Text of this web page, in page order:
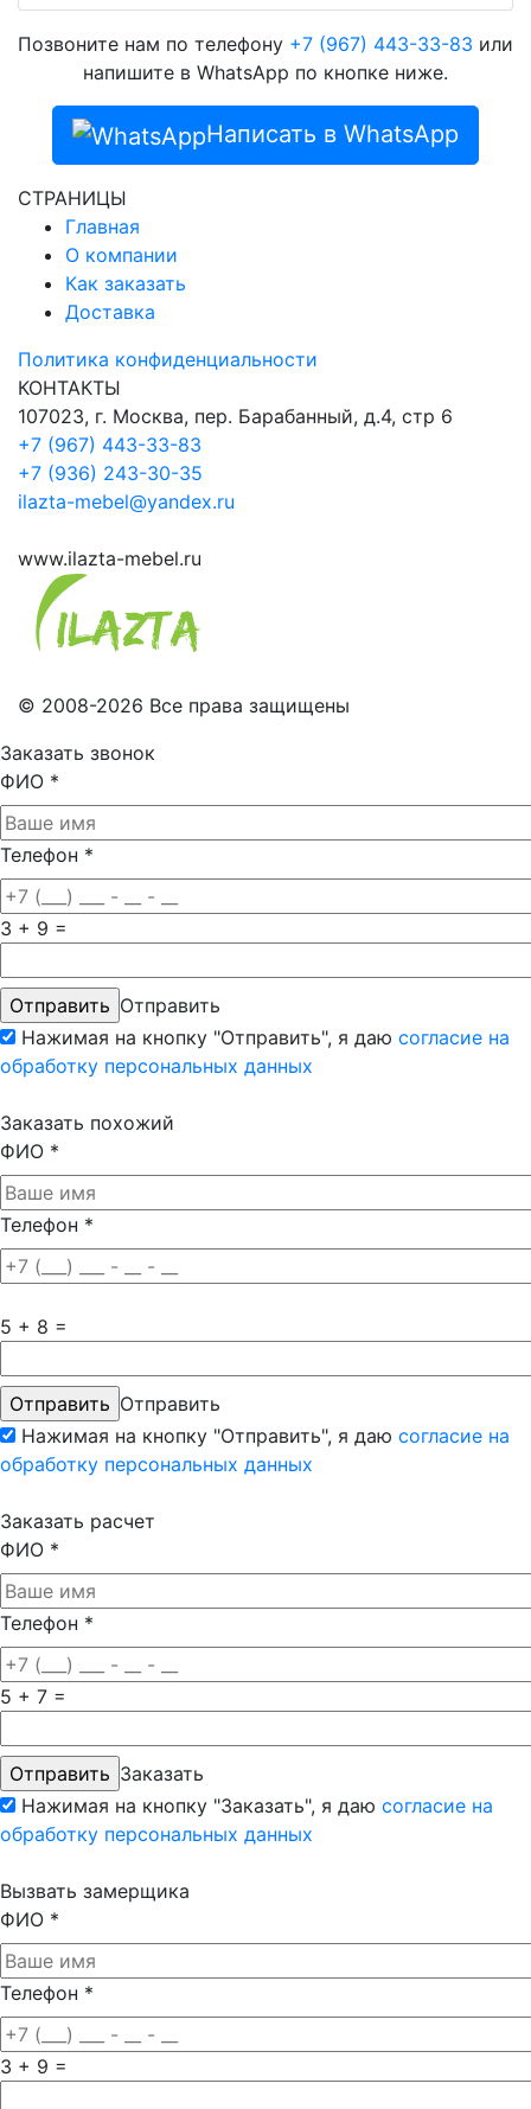
Позвоните нам по телефону +7 (967) 443-33-83 или
напишите в WhatsApp по кнопке ниже.
Написать в WhatsApp
СТРАНИЦЫ
Главная
О компании
Как заказать
Доставка
Политика конфиденциальности
КОНТАКТЫ
107023, г. Москва, пер. Барабанный, д.4, стр 6
+7 (967) 443-33-83
+7 (936) 243-30-35
ilazta-mebel@yandex.ru
www.ilazta-mebel.ru
© 2008-2026 Все права защищены
Заказать звонок
ФИО *
Телефон *
3 + 9 =
Отправить
Нажимая на кнопку "Отправить", я даю согласие на
обработку персональных данных
Заказать похожий
ФИО *
Телефон *
5 + 8 =
Отправить
Нажимая на кнопку "Отправить", я даю согласие на
обработку персональных данных
Заказать расчет
ФИО *
Телефон *
5 + 7 =
Заказать
Нажимая на кнопку "Заказать", я даю согласие на
обработку персональных данных
Вызвать замерщика
ФИО *
Телефон *
3 + 9 =